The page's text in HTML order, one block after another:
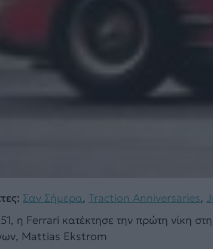
Σαν Σήμερα, Traction Anniversaries,
η Ferrari κατέκτησε την πρώτη νίκη
Mattias Ekstrom